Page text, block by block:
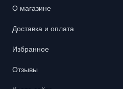
О магазине
Доставка и оплата
Избранное
Отзывы